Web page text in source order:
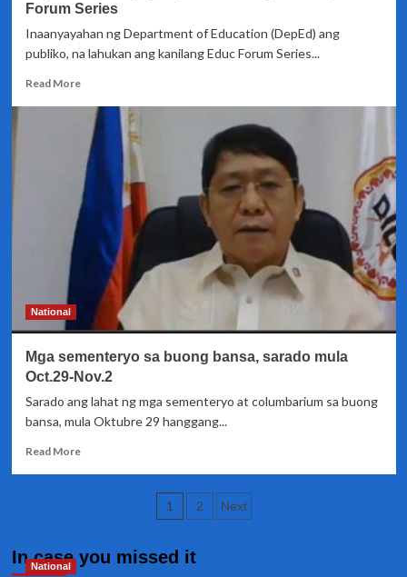
Forum Series
Inaanyayahan ng Department of Education (DepEd) ang
publiko, na lahukan ang kanilang Educ Forum Series...
Read MoreRead
about
DepEd
nag-
aanyayang
lahukan
ang
kanilang
Forum
Series
National
Mga sementeryo sa buong bansa, sarado mula
Oct.29-Nov.2
Sarado ang lahat ng mga sementeryo at columbarium sa buong
bansa, mula Oktubre 29 hanggang...
Read MoreRead
buong
bansa,
Posts
1 2 Next
In case you missed it
National